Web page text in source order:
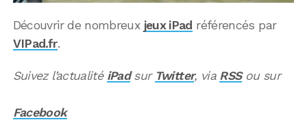
Découvrir de nombreux jeux iPad référencés par
VIPad.fr.
Suivez l’actualité iPadsur Twitter, via RSSou sur
Facebook